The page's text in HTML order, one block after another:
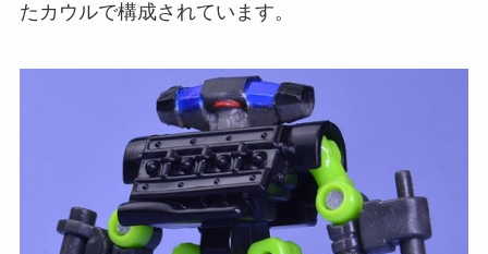
たカウルで構成されています。